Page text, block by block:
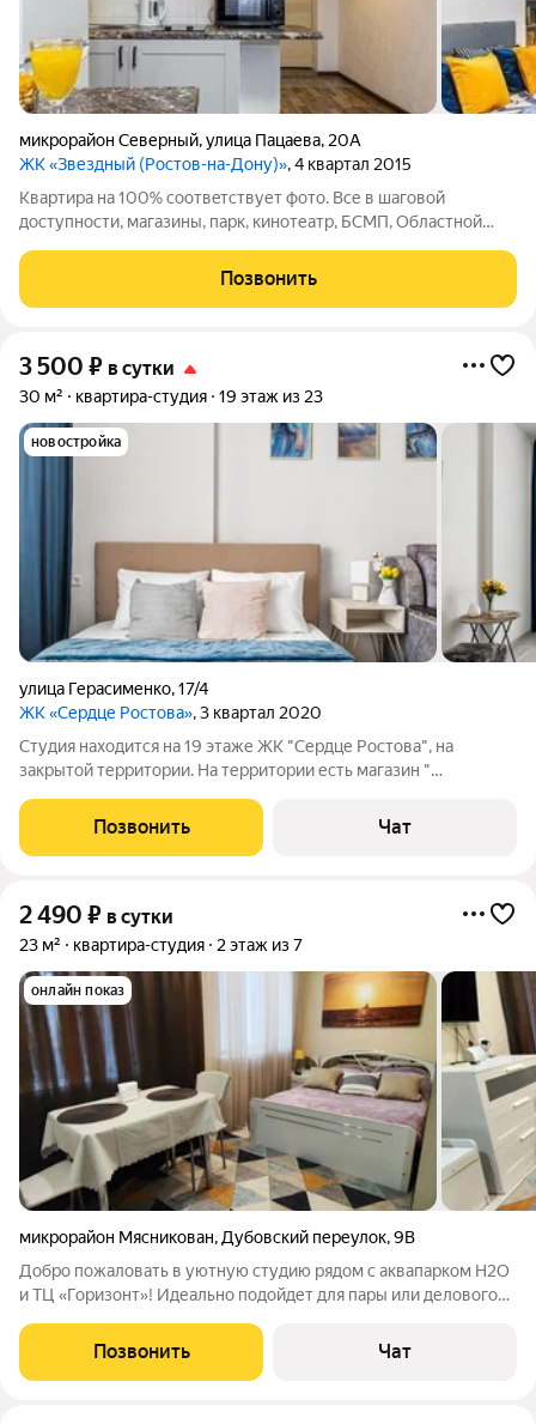
микрорайон Северный,улица Пацаева, 20А
ЖК «Звездный (Ростов-на-Дону)», 4 квартал 2015
Квартира на 100% cooтвeтcтвует фото. Все в шaговой
дocтупнocти, магaзины, пapк, кинотеaтр, БСМП, Областной
oбщeственнoго тpанспopтa. Квapтира ocнaщeна всей тeхникой
и мeбелью. Для вас ecть всe необходимое:
Позвонить
3 500 ₽ в сутки
30 м² квартира-студия 19 этаж из 23
новостройка
улица Герасименко,17/4
ЖК «Сердце Ростова», 3 квартал 2020
Студия находится на 19 этаже ЖК "Сердце Ростова", на
закрытой территории. На территории есть магазин "
маникюра. Недалеко от ЖК аквапарк H2O, выставочный центр
ДонЭкспо, 183-й учебный центр,
Позвонить Чат
2 490 ₽ в сутки
23 м² квартира-студия 2 этаж из 7
онлайн показ
микрорайон Мясникован, Дубовский переулок,9В
Добро пожаловать в уютную студию рядом с аквапарком H2O
и ТЦ «Горизонт»! Идеально подойдет для пары или делового
Бесконтактное заселение 24/7. В квартире есть всё
необходимое для комфортного
Позвонить Чат